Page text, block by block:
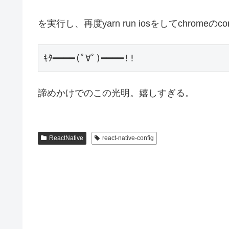
を実行し、再度yarn run iosをしてchromeの
諦めかけでのこの光明。嬉しすぎる。
ReactNative react-native-config